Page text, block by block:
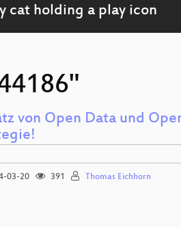
von Open Data und
03-20 391 Thomas Eichhorn